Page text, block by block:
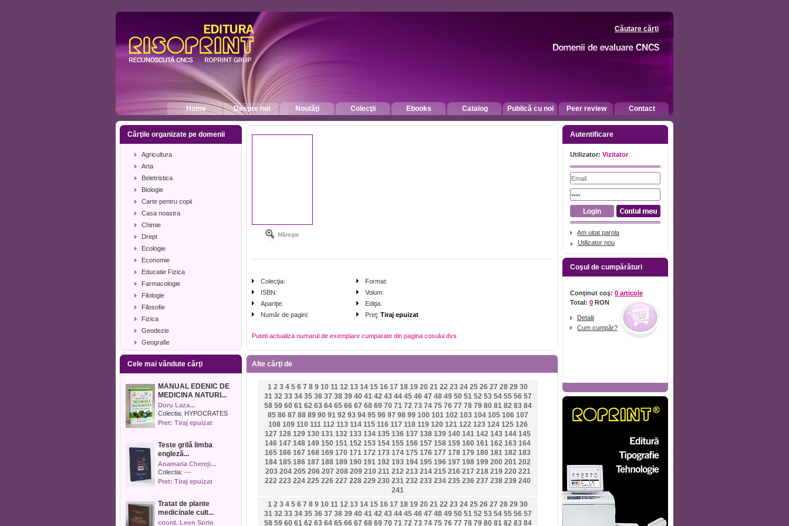
Căutare cărţi
Home Despre noi Noutăţi Colecţii Ebooks Catalog Publică cu noi Peer review Contact
Cărţile organizate pe domenii
Agricultura
Arta
Beletristica
Biologie
Carte pentru copii
Casa noastra
Chimie
Drept
Ecologie
Economie
Educatie Fizica
Farmacologie
Filologie
Filosofie
Fizica
Geodezie
Geografie
Geologie
Industrie alimentara
Istorie
Istorie literara
Lexicologie
Management
Matematica
Media
Medicina umana
Medicina veterinara
Muzica
Pedagogie
Cele mai vândute cărţi
MANUAL EDENIC DE
MEDICINA NATURI...
Doru Laza...
Colectia: HYPOCRATES
Pret: Tiraj epuizat
Teste grilă limba
engleză...
Anamaria Chereji...
Colectia: ---
Pret: Tiraj epuizat
Tratat de plante
medicinale cult...
coord. Leon Sorin
Măreşte
Colecţia:
ISBN:
Apariţie:
Număr de pagini:
Format:
Volum:
Ediţia:
Preţ: Tiraj epuizat
Puteti actualiza numarul de exemplare cumparate din pagina cosului dvs.
Alte cărţi de
1 2 3 4 5 6 7 8 9 10 11 12 13 14 15 16 17 18 19 20 21 22 23 24 25 26 27 28 29 30
31 32 33 34 35 36 37 38 39 40 41 42 43 44 45 46 47 48 49 50 51 52 53 54 55 56 57
58 59 60 61 62 63 64 65 66 67 68 69 70 71 72 73 74 75 76 77 78 79 80 81 82 83 84
85 86 87 88 89 90 91 92 93 94 95 96 97 98 99 100 101 102 103 104 105 106 107
108 109 110 111 112 113 114 115 116 117 118 119 120 121 122 123 124 125 126
127 128 129 130 131 132 133 134 135 136 137 138 139 140 141 142 143 144 145
146 147 148 149 150 151 152 153 154 155 156 157 158 159 160 161 162 163 164
165 166 167 168 169 170 171 172 173 174 175 176 177 178 179 180 181 182 183
184 185 186 187 188 189 190 191 192 193 194 195 196 197 198 199 200 201 202
203 204 205 206 207 208 209 210 211 212 213 214 215 216 217 218 219 220 221
222 223 224 225 226 227 228 229 230 231 232 233 234 235 236 237 238 239 240
241
1 2 3 4 5 6 7 8 9 10 11 12 13 14 15 16 17 18 19 20 21 22 23 24 25 26 27 28 29 30
31 32 33 34 35 36 37 38 39 40 41 42 43 44 45 46 47 48 49 50 51 52 53 54 55 56 57
58 59 60 61 62 63 64 65 66 67 68 69 70 71 72 73 74 75 76 77 78 79 80 81 82 83 84
Autentificare
Utilizator: Vizitator
Am uitat parola
Utilizator nou
Coşul de cumpărături
Conţinut coş: 0 articole
Total: 0 RON
Detalii
Cum cumpăr?